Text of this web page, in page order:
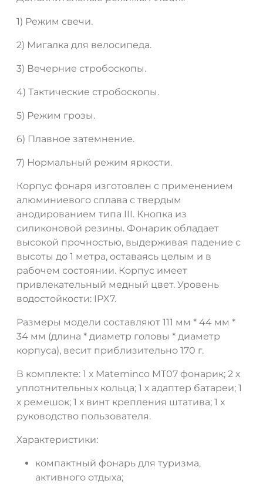
1) Режим свечи.
2) Мигалка для велосипеда.
3) Вечерние стробоскопы.
4) Тактические стробоскопы.
5) Режим грозы.
6) Плавное затемнение.
7) Нормальный режим яркости.
Корпус фонаря изготовлен с применением
алюминиевого сплава с твердым
анодированием типа III. Кнопка из
силиконовой резины. Фонарик обладает
высокой прочностью, выдерживая падение с
высоты до 1 метра, оставаясь целым и в
рабочем состоянии. Корпус имеет
привлекательный медный цвет. Уровень
водостойкости: IPX7.
Размеры модели составляют 111 мм * 44 мм *
34 мм (длина * диаметр головы * диаметр
корпуса), весит приблизительно 170 г.
В комплекте: 1 х Mateminco MT07 фонарик; 2 х
уплотнительных кольца; 1 х адаптер батареи; 1
х ремешок; 1 х винт крепления штатива; 1 х
руководство пользователя.
Характеристики:
компактный фонарь для туризма,
активного отдыха;